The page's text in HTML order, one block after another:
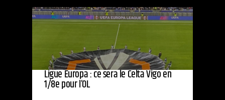
Ligue Europa : ce sera le Celta Vigo en
1/8e pour l’OL